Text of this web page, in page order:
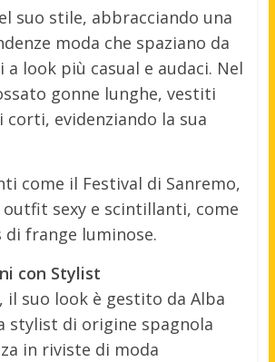
suo stile, abbracciando una
moda che spaziano da
look più casual e audaci. Nel
gonne lunghe, vestiti
corti, evidenziando la sua
come il Festival di Sanremo,
sexy e scintillanti, come
di frange luminose.
con Stylist
suo look è gestito da Alba
stylist di origine spagnola
in riviste di moda